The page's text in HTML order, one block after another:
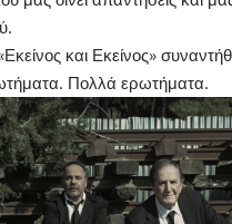
και Εκείνος»
Πολλά ερωτήματα.